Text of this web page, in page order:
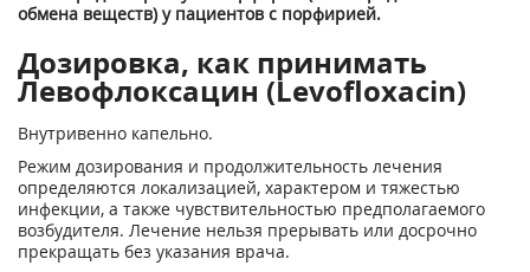
обмена веществ) у пациентов с порфирией.
Дозировка, как принимать
Левофлоксацин (Levofloxacin)
Внутривенно капельно.
Режим дозирования и продолжительность лечения
определяются локализацией, характером и тяжестью
инфекции, а также чувствительностью предполагаемого
возбудителя. Лечение нельзя прерывать или досрочно
прекращать без указания врача.